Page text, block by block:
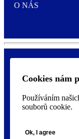
Cookies nám
Používáním
souborů cookie.
Ok, I agree
O NÁS
2026 AVERY je